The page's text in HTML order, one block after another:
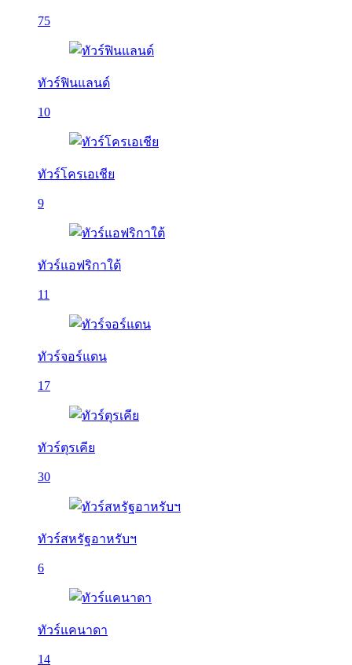
75
ทัวร์ฟินแลนด์
10
ทัวร์โครเอเชีย
9
ทัวร์แอฟริกาใต้
11
ทัวร์จอร์แดน
17
ทัวร์ตุรเคีย
30
ทัวร์สหรัฐอาหรับฯ
6
ทัวร์แคนาดา
14